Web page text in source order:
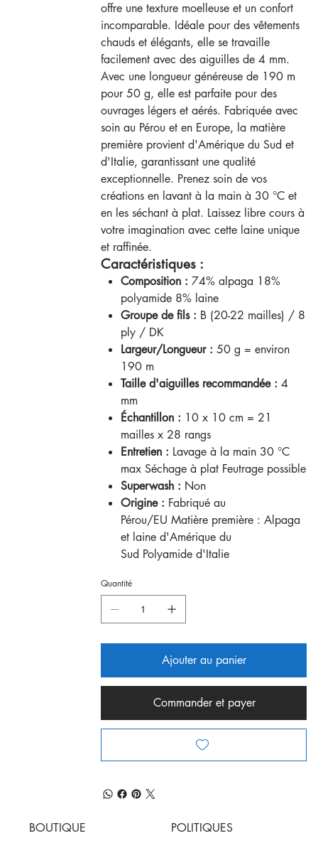
offre une texture moelleuse et un confort
incomparable. Idéale pour des vêtements
chauds et élégants, elle se travaille
facilement avec des aiguilles de 4 mm.
Avec une longueur généreuse de 190 m
pour 50 g, elle est parfaite pour des
ouvrages légers et aérés. Fabriquée avec
soin au Pérou et en Europe, la matière
première provient d'Amérique du Sud et
d'Italie, garantissant une qualité
exceptionnelle. Prenez soin de vos
créations en lavant à la main à 30 °C et
en les séchant à plat. Laissez libre cours à
votre imagination avec cette laine unique
et raffinée.
Caractéristiques :
Composition : 74% alpaga 18%
polyamide 8% laine
Groupe de fils : B (20-22 mailles) / 8
ply / DK
Largeur/Longueur : 50 g = environ
190 m
Taille d'aiguilles recommandée : 4
mm
Échantillon : 10 x 10 cm = 21
mailles x 28 rangs
Entretien : Lavage à la main 30 °C
max Séchage à plat Feutrage possible
Superwash : Non
Origine : Fabriqué au
Pérou/EU Matière première : Alpaga
et laine d'Amérique du
Sud Polyamide d'Italie
Quantité
Ajouter au panier
Commander et payer
BOUTIQUE POLITIQUES